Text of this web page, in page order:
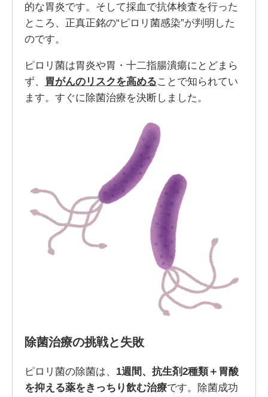
的な胃炎です。そして採血で抗体検査を行った
ところ、正真正銘の“ピロリ菌感染”が判明した
のです。
ピロリ菌は胃炎や胃・十二指腸潰瘍にとどまら
ず、
胃がんのリスクを高めることで知られてい
ます。すぐに除菌治療を決断しました。
除菌治療の挑戦と失敗
ピロリ菌の除菌は、 1週間、抗生剤2種類＋胃酸
を抑える薬をきっちり飲む治療です。除菌成功